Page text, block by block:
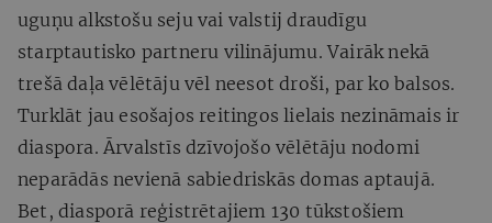
uguņu alkstošu seju vai valstij draudīgu
starptautisko partneru vilinājumu. Vairāk nekā
trešā daļa vēlētāju vēl neesot droši, par ko balsos.
Turklāt jau esošajos reitingos lielais nezināmais ir
diaspora. Ārvalstīs dzīvojošo vēlētāju nodomi
neparādās nevienā sabiedriskās domas aptaujā.
Bet, diasporā reģistrētajiem 130 tūkstošiem